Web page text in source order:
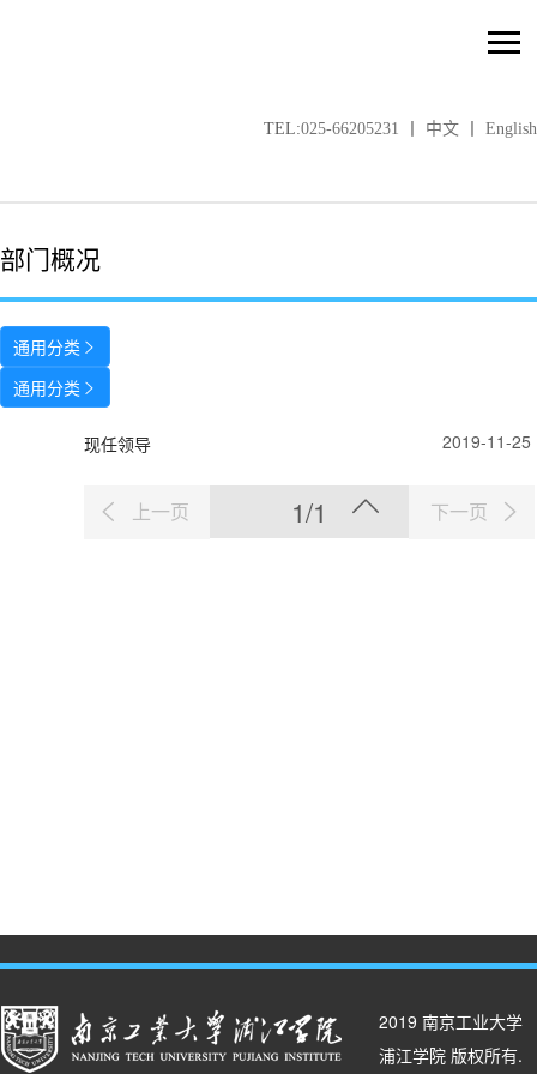
TEL:025-66205231 中文 English
部门概况
通用分类 
通用分类 
现任领导 2019-11-25
上一页 1/1 下一页
2019 南京工业大学
浦江学院 版权所有.